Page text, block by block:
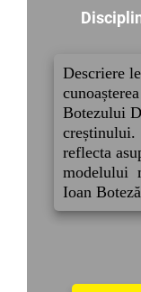
Descriere
Botezului
creștinului.
reflecta
modelului
Ioan